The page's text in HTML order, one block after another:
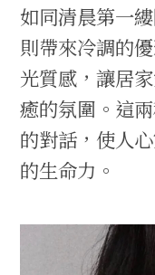
如同清晨第一
則帶來冷調的
光質感，讓居
癒的氛圍。這
的對話，使人
的生命力。